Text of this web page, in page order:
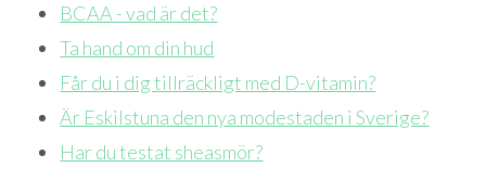
BCAA - vad är det?
Ta hand om din hud
Får du i dig tillräckligt med D-vitamin?
Är Eskilstuna den nya modestaden i Sverige?
Har du testat sheasmör?